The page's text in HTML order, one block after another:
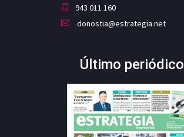
943 011 160
donostia@estrategia.net
Último periódico